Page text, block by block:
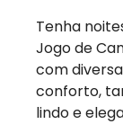
Tenha
Jogo de
com
conforto,
lindo e